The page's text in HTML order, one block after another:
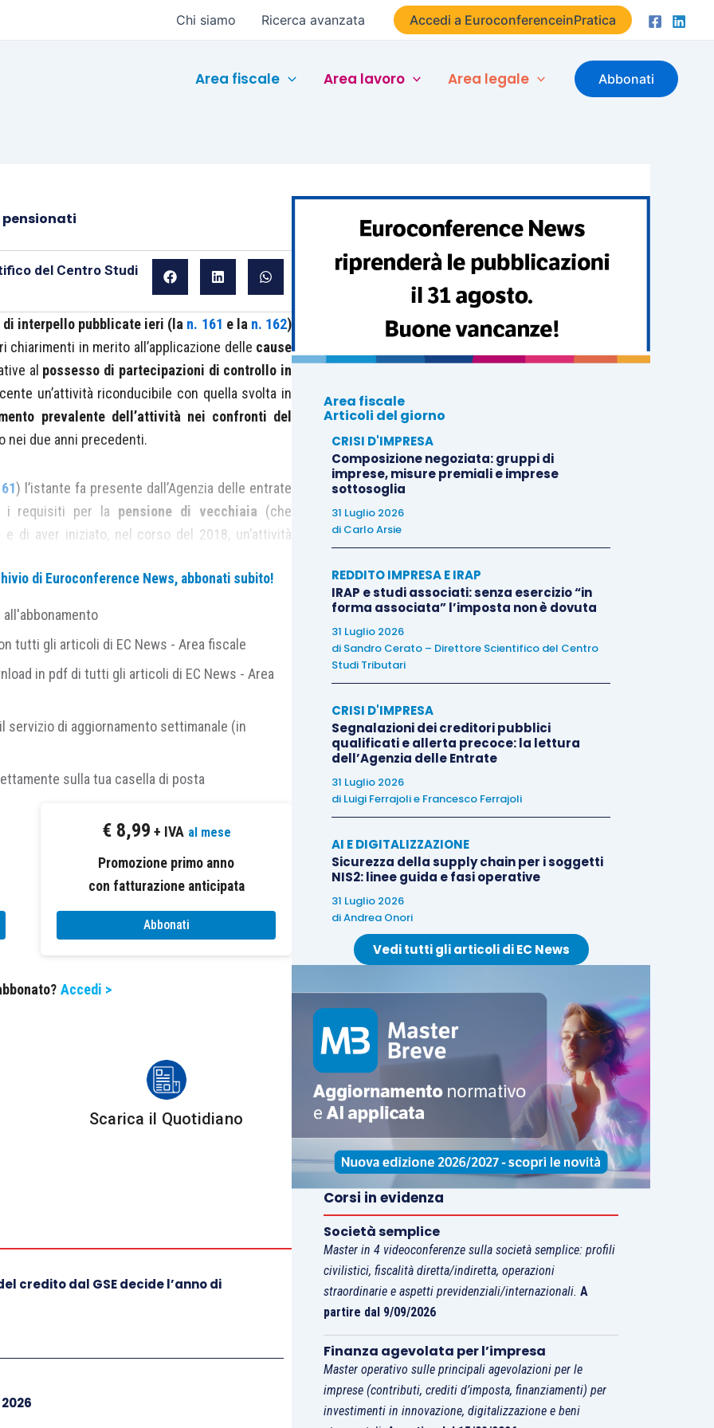
Chi siamo Ricerca avanzata Accedi a EuroconferenceinPratica
Area fiscale Area lavoro Area legale Abbonati
pensionati
del Centro Studi
di interpello pubblicate ieri (la n. 161 e la n. 162)
chiarimenti in merito all’applicazione delle cause
al possesso di partecipazioni di controllo in
un’attività riconducibile con quella svolta in
prevalente dell’attività nei confronti del
nei due anni precedenti.
) l’istante fa presente dall’Agenzia delle entrate
i requisiti per la pensione di vecchiaia (che
di aver iniziato, nel corso del 2018, un’attività
di Bilancio
precisato dallacircolare 9/E/2019 )nei confronti
di lavoronei due anni precedenti (lett. d-bis
redditi di lavoro dipendente, ogni qualvolta il
di legge
nella risposta n. 161, precisa che
di legge
(come pare potersi concretizzare nel
ricade nellacausa di esclusione
la della causa di esclusionestessa, ossia
lavoro dipendente in rapporti di lavoro autonomo
ma nel corso del 2019 ha cessato
l’
attività di produzionecon il relativo
intermediazione
importanti chiarimenti in merito alla causa di
nel caso di specie pari al 50%);
di Euroconference News, abbonati subito!
all'abbonamento
tutti gli articoli di EC News - Area fiscale
in pdf di tutti gli articoli di EC News - Area
servizio di aggiornamento settimanale (in
sulla tua casella di posta
€ 8,99 + IVA al mese
Promozione primo anno
con fatturazione anticipata
Abbonati
Accedi >
Scarica il Quotidiano
credito dal GSE decide l’anno di
Area fiscale
Articoli del giorno
CRISI D'IMPRESA
Composizione negoziata: gruppi di
imprese, misure premiali e imprese
sottosoglia
31 Luglio 2026
di Carlo Arsie
REDDITO IMPRESA E IRAP
IRAP e studi associati: senza esercizio “in
forma associata” l’imposta non è dovuta
31 Luglio 2026
di Sandro Cerato – Direttore Scientifico del Centro
Studi Tributari
CRISI D'IMPRESA
Segnalazioni dei creditori pubblici
qualificati e allerta precoce: la lettura
dell’Agenzia delle Entrate
31 Luglio 2026
di Luigi Ferrajolie Francesco Ferrajoli
AI E DIGITALIZZAZIONE
Sicurezza della supply chain per i soggetti
NIS2: linee guida e fasi operative
31 Luglio 2026
diAndrea Onori
Vedi tutti gli articoli di EC News
Corsi in evidenza
Società semplice
Master in 4 videoconferenze sulla società semplice: profili
civilistici, fiscalità diretta/indiretta, operazioni
straordinarie e aspetti previdenziali/internazionali.A
partire dal 9/09/2026
Finanza agevolata per l’impresa
Master operativo sulle principali agevolazioni per le
imprese (contributi, crediti d’imposta, finanziamenti) per
investimenti in innovazione, digitalizzazione e beni